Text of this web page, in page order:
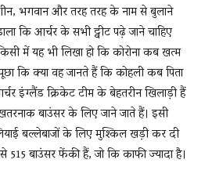
भगवान और तरह तरह के नाम से बुलाने
कि आर्चर के सभी ट्वीट पढ़े जाने चाहिए
में यह भी लिखा हो कि कोरोना कब खत्म
कि क्या वह जानते हैं कि कोहली कब पिता
इंग्लैंड क्रिकेट टीम के बेहतरीन खिलाड़ी हैं
बाउंसर के लिए जाने जाते हैं। इसी
बल्लेबाजों के लिए मुश्किल खड़ी कर दी
बाउंसर फेंकी हैं, जो कि काफी ज्यादा है।